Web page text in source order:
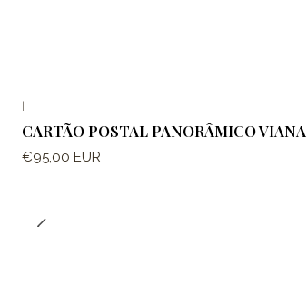
CARTÃO POSTAL PANORÂMICO VIANA
€95,00 EUR